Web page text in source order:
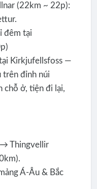
(22km ~ 22p):
đêm tại
Kirkjufellsfoss —
trên đỉnh núi
chỗ ở, tiện đi lại,
Thingvellir
Á-Âu & Bắc